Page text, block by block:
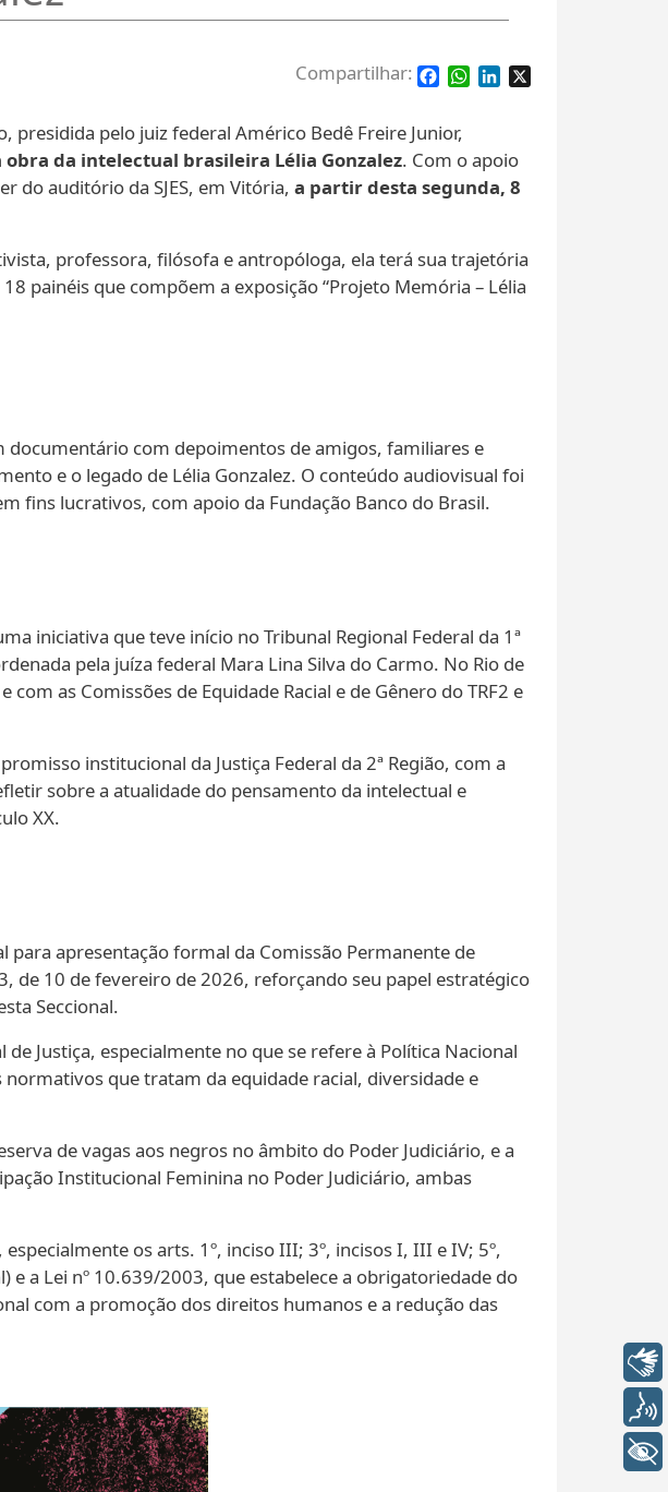
Facebook
WhatsApp
LinkedIn
presidida pelo juiz federal Américo Bedê Freire Junior,
obra da intelectual brasileira Lélia Gonzalez. Com o apoio
do auditório da SJES, em Vitória, a partir desta segunda, 8
professora, filósofa e antropóloga, ela terá sua trajetória
painéis que compõem a exposição “Projeto Memória – Lélia
documentário com depoimentos de amigos, familiares e
e o legado de Lélia Gonzalez. O conteúdo audiovisual foi
fins lucrativos, com apoio da Fundação Banco do Brasil.
iniciativa que teve início no Tribunal Regional Federal da 1ª
pela juíza federal Mara Lina Silva do Carmo. No Rio de
as Comissões de Equidade Racial e de Gênero do TRF2 e
institucional da Justiça Federal da 2ª Região, com a
sobre a atualidade do pensamento da intelectual e
XX.
apresentação formal da Comissão Permanente de
de 10 de fevereiro de 2026, reforçando seu papel estratégico
Seccional.
Justiça, especialmente no que se refere à Política Nacional
que tratam da equidade racial, diversidade e
de vagas aos negros no âmbito do Poder Judiciário, e a
Institucional Feminina no Poder Judiciário, ambas
os arts. 1º, inciso III; 3º, incisos I, III e IV; 5º,
a Lei nº 10.639/2003, que estabelece a obrigatoriedade do
com a promoção dos direitos humanos e a redução das